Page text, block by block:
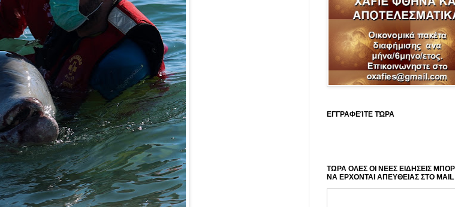
ΕΓΓΡΑΦΕΊΤΕ ΤΏΡΑ
ΤΩΡΑ ΟΛΕΣ ΟΙ ΝΕΕΣ ΕΙΔΗΣΕΙΣ
ΝΑ ΕΡΧΟΝΤΑΙ ΑΠΕΥΘΕΙΑΣ ΣΤΟ